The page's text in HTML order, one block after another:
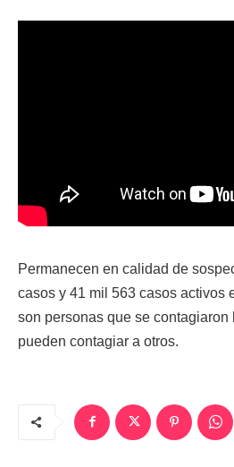
Permanecen en calidad de
casos y 41 mil 563 casos activos
son personas que se contagiaron
pueden contagiar a otros.